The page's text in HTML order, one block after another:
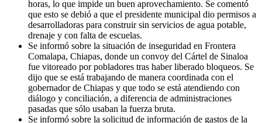
horas, lo que impide un buen aprovechamiento. Se comentó
que esto se debió a que el presidente municipal dio permisos a
desarrolladoras para construir sin servicios de agua potable,
drenaje y con falta de escuelas.
Se informó sobre la situación de inseguridad en Frontera
Comalapa, Chiapas, donde un convoy del Cártel de Sinaloa
fue vitoreado por pobladores tras haber liberado bloqueos. Se
dijo que se está trabajando de manera coordinada con el
gobernador de Chiapas y que todo se está atendiendo con
diálogo y conciliación, a diferencia de administraciones
pasadas que sólo usaban la fuerza bruta.
Se informó sobre la solicitud de información de gastos de la